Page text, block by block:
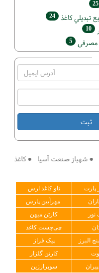
25
تبديلي كاغذ 24
10
مصرفی 5
● شهباز صنعت آسیا ● کاغذ سازی
پارت
تاو کاغذ ارس
مهرآیین پارس
کارتن میهن
چی‌چست کاغذ
البرز
پیک فراز
کارتن گلزار
سوپرارزین